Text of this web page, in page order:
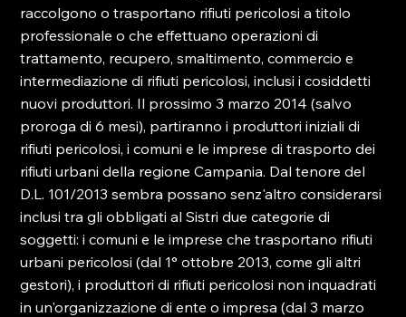
raccolgono o trasportano rifiuti pericolosi a titolo
professionale o che effettuano operazioni di
trattamento, recupero, smaltimento, commercio e
intermediazione di rifiuti pericolosi, inclusi i cosiddetti
nuovi produttori. Il prossimo 3 marzo 2014 (salvo
proroga di 6 mesi), partiranno i produttori iniziali di
rifiuti pericolosi, i comuni e le imprese di trasporto dei
rifiuti urbani della regione Campania. Dal tenore del
D.L. 101/2013 sembra possano senz'altro considerarsi
inclusi tra gli obbligati al Sistri due categorie di
soggetti: i comuni e le imprese che trasportano rifiuti
urbani pericolosi (dal 1° ottobre 2013, come gli altri
gestori), i produttori di rifiuti pericolosi non inquadrati
in un'organizzazione di ente o impresa (dal 3 marzo